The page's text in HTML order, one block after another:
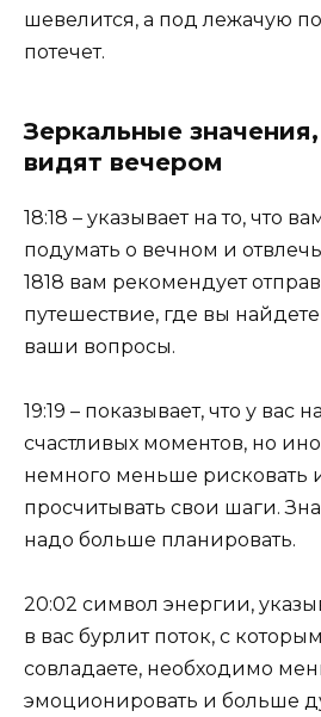
шевелится, а под лежачую
потечет.
Зеркальные
видят вечером
18:18 – указывает на то, что
подумать о вечном и
1818 вам рекомендует
путешествие, где вы
ваши вопросы.
19:19 – показывает, что у вас
счастливых моментов, но
немного меньше рисковать
просчитывать свои шаги.
надо больше планировать.
20:02 символ энергии,
в вас бурлит поток, с
совладаете, необходимо
эмоционировать и больше